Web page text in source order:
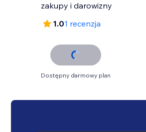
zakupy i darowizny
1.01 recenzja
Dostępny darmowy plan